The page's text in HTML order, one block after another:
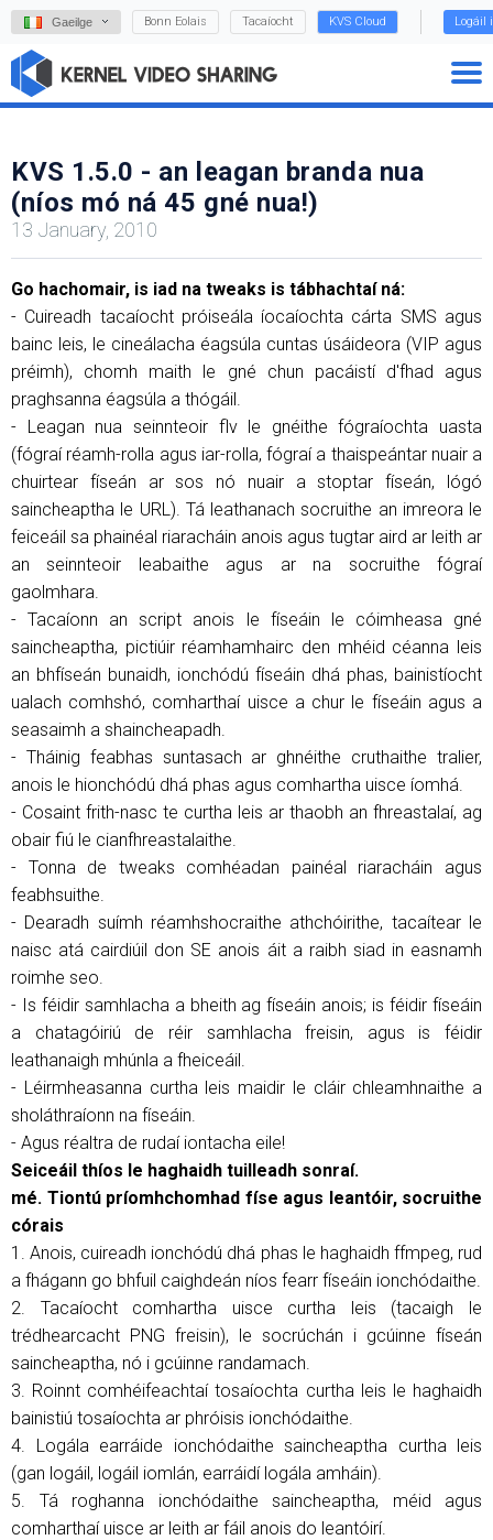
Gaeilge Bonn Eolais Tacaíocht KVS Cloud Logáil
KVS 1.5.0 - an leagan branda nua
(níos mó ná 45 gné nua!)
13 January, 2010
Go hachomair, is iad na tweaks is tábhachtaí ná:
- Cuireadh tacaíocht próiseála íocaíochta cárta SMS agus
bainc leis, le cineálacha éagsúla cuntas úsáideora (VIP agus
préimh), chomh maith le gné chun pacáistí d'fhad agus
praghsanna éagsúla a thógáil.
- Leagan nua seinnteoir flv le gnéithe fógraíochta uasta
(fógraí réamh-rolla agus iar-rolla, fógraí a thaispeántar nuair a
chuirtear físeán ar sos nó nuair a stoptar físeán, lógó
saincheaptha le URL). Tá leathanach socruithe an imreora le
feiceáil sa phainéal riaracháin anois agus tugtar aird ar leith ar
an seinnteoir leabaithe agus ar na socruithe fógraí
gaolmhara.
- Tacaíonn an script anois le físeáin le cóimheasa gné
saincheaptha, pictiúir réamhamhairc den mhéid céanna leis
an bhfíseán bunaidh, ionchódú físeáin dhá phas, bainistíocht
ualach comhshó, comharthaí uisce a chur le físeáin agus a
seasaimh a shaincheapadh.
- Tháinig feabhas suntasach ar ghnéithe cruthaithe tralier,
anois le hionchódú dhá phas agus comhartha uisce íomhá.
- Cosaint frith-nasc te curtha leis ar thaobh an fhreastalaí, ag
obair fiú le cianfhreastalaithe.
- Tonna de tweaks comhéadan painéal riaracháin agus
feabhsuithe.
- Dearadh suímh réamhshocraithe athchóirithe, tacaítear le
naisc atá cairdiúil don SE anois áit a raibh siad in easnamh
roimhe seo.
- Is féidir samhlacha a bheith ag físeáin anois; is féidir físeáin
a chatagóiriú de réir samhlacha freisin, agus is féidir
leathanaigh mhúnla a fheiceáil.
- Léirmheasanna curtha leis maidir le cláir chleamhnaithe a
sholáthraíonn na físeáin.
- Agus réaltra de rudaí iontacha eile!
Seiceáil thíos le haghaidh tuilleadh sonraí.
mé. Tiontú príomhchomhad físe agus leantóir, socruithe
córais
1. Anois, cuireadh ionchódú dhá phas le haghaidh ffmpeg, rud
a fhágann go bhfuil caighdeán níos fearr físeáin ionchódaithe.
2. Tacaíocht comhartha uisce curtha leis (tacaigh le
trédhearcacht PNG freisin), le socrúchán i gcúinne físeán
saincheaptha, nó i gcúinne randamach.
3. Roinnt comhéifeachtaí tosaíochta curtha leis le haghaidh
bainistiú tosaíochta ar phróisis ionchódaithe.
4. Logála earráide ionchódaithe saincheaptha curtha leis
(gan logáil, logáil iomlán, earráidí logála amháin).
5. Tá roghanna ionchódaithe saincheaptha, méid agus
comharthaí uisce ar leith ar fáil anois do leantóirí.